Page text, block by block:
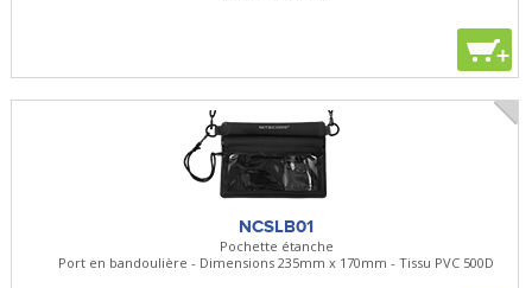
+
NCSLB01
Pochette étanche
Port en bandoulière - Dimensions 235mm x 170mm - Tissu PVC 500D